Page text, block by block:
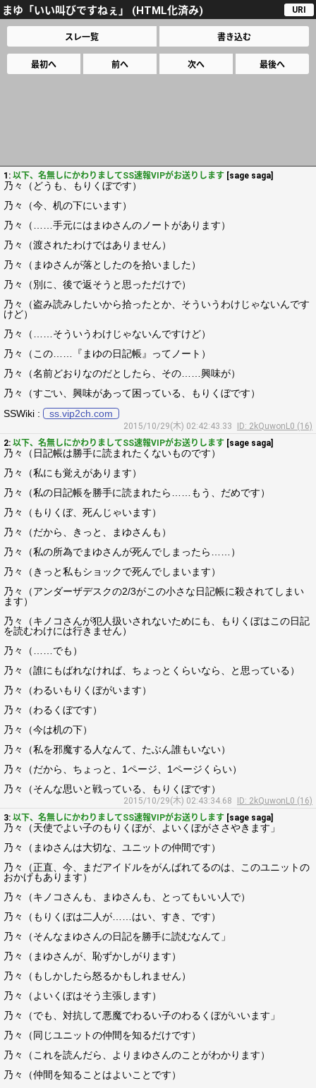
まゆ「いい叫びですねぇ」 (HTML化済み) URI
スレ一覧 書き込む
最初へ 前へ 次へ 最後へ
1: 以下、名無しにかわりましてSS速報VIPがお送りします [sage saga]
乃々（どうも、もりくぼです）
乃々（今、机の下にいます）
乃々（……手元にはまゆさんのノートがあります）
乃々（渡されたわけではありません）
乃々（まゆさんが落としたのを拾いました）
乃々（別に、後で返そうと思っただけで）
乃々（盗み読みしたいから拾ったとか、そういうわけじゃないんです
けど）
乃々（……そういうわけじゃないんですけど）
乃々（この……『まゆの日記帳』ってノート）
乃々（名前どおりなのだとしたら、その……興味が）
乃々（すごい、興味があって困っている、もりくぼです）
SSWiki :
ss.vip2ch.com
2015/10/29(木) 02:42:43.33
ID: 2kQuwonL0 (16)
2: 以下、名無しにかわりましてSS速報VIPがお送りします [sage saga]
乃々（日記帳は勝手に読まれたくないものです）
乃々（私にも覚えがあります）
乃々（私の日記帳を勝手に読まれたら……もう、だめです）
乃々（もりくぼ、死んじゃいます）
乃々（だから、きっと、まゆさんも）
乃々（私の所為でまゆさんが死んでしまったら……）
乃々（きっと私もショックで死んでしまいます）
乃々（アンダーザデスクの2/3がこの小さな日記帳に殺されてしまい
ます）
乃々（キノコさんが犯人扱いされないためにも、もりくぼはこの日記
を読むわけには行きません）
乃々（……でも）
乃々（誰にもばれなければ、ちょっとくらいなら、と思っている）
乃々（わるいもりくぼがいます）
乃々（わるくぼです）
乃々（今は机の下）
乃々（私を邪魔する人なんて、たぶん誰もいない）
乃々（だから、ちょっと、1ページ、1ページくらい）
乃々（そんな思いと戦っている、もりくぼです）
2015/10/29(木) 02:43:34.68
ID: 2kQuwonL0 (16)
3: 以下、名無しにかわりましてSS速報VIPがお送りします [sage saga]
乃々（天使でよい子のもりくぼが、よいくぼがささやきます」
乃々（まゆさんは大切な、ユニットの仲間です）
乃々（正直、今、まだアイドルをがんばれてるのは、このユニットの
おかげもあります）
乃々（キノコさんも、まゆさんも、とってもいい人で）
乃々（もりくぼは二人が……はい、すき、です）
乃々（そんなまゆさんの日記を勝手に読むなんて」
乃々（まゆさんが、恥ずかしがります）
乃々（もしかしたら怒るかもしれません）
乃々（よいくぼはそう主張します）
乃々（でも、対抗して悪魔でわるい子のわるくぼがいいます」
乃々（同じユニットの仲間を知るだけです）
乃々（これを読んだら、よりまゆさんのことがわかります）
乃々（仲間を知ることはよいことです）